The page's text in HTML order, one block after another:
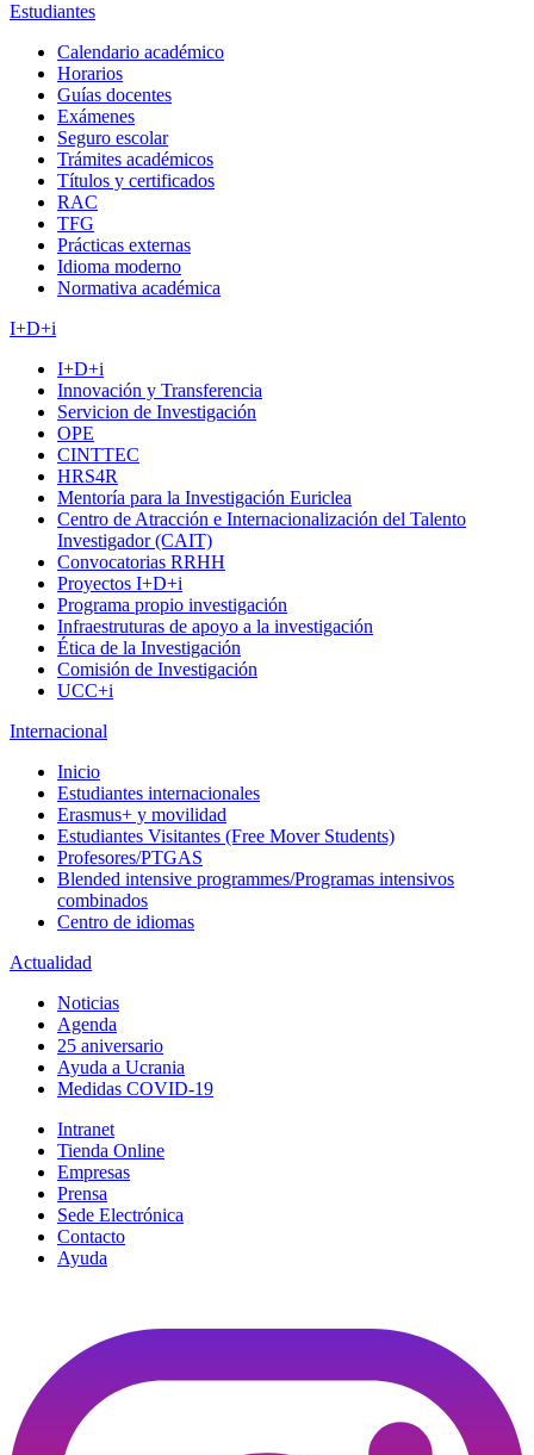
Estudiantes
Calendario académico
Horarios
Guías docentes
Exámenes
Seguro escolar
Trámites académicos
Títulos y certificados
RAC
TFG
Prácticas externas
Idioma moderno
Normativa académica
I+D+i
I+D+i
Innovación y Transferencia
Servicion de Investigación
OPE
CINTTEC
HRS4R
Mentoría para la Investigación Euriclea
Centro de Atracción e Internacionalización del Talento
Investigador (CAIT)
Convocatorias RRHH
Proyectos I+D+i
Programa propio investigación
Infraestruturas de apoyo a la investigación
Ética de la Investigación
Comisión de Investigación
UCC+i
Internacional
Inicio
Estudiantes internacionales
Erasmus+ y movilidad
Estudiantes Visitantes (Free Mover Students)
Profesores/PTGAS
Blended intensive programmes/Programas intensivos
combinados
Centro de idiomas
Actualidad
Noticias
Agenda
25 aniversario
Ayuda a Ucrania
Medidas COVID-19
Intranet
Tienda Online
Empresas
Prensa
Sede Electrónica
Contacto
Ayuda